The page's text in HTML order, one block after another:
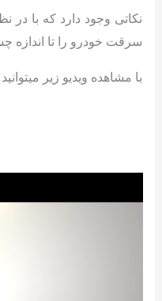
نکاتی وجود دارد که با در
سرقت خودرو را تا اندازه
با مشاهده ویدیو زیر